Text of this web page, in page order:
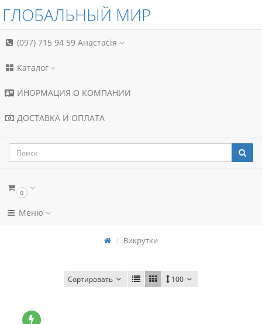
ГЛОБАЛЬНЫЙ МИР
(097) 715 94 59 Анастасія
Каталог
ИНОРМАЦИЯ О КОМПАНИИ
ДОСТАВКА И ОПЛАТА
0
Меню
Викрутки
Сортировать 100